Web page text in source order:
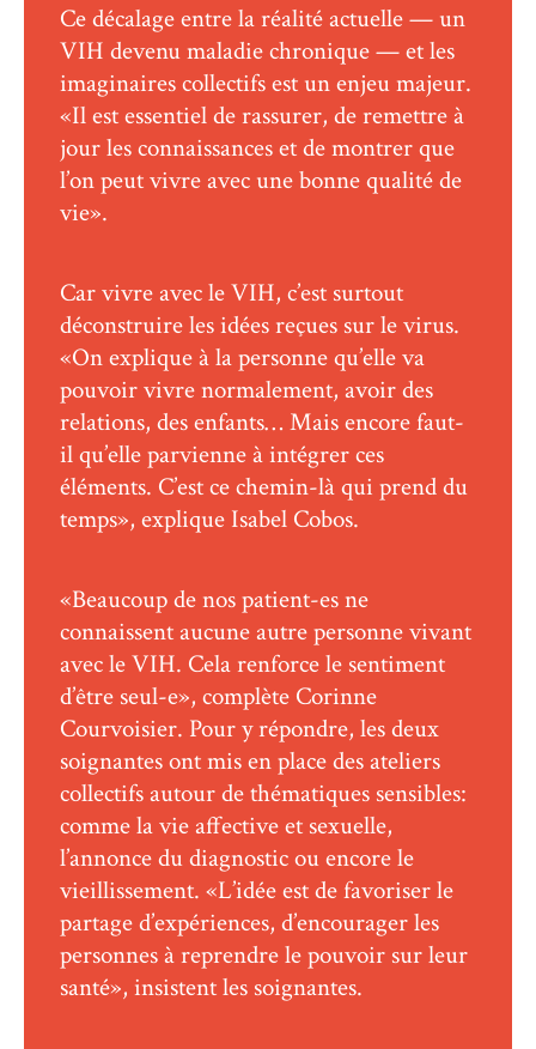
Ce décalage entre la réalité actuelle — un
VIH devenu maladie chronique — et les
imaginaires collectifs est un enjeu majeur.
«Il est essentiel de rassurer, de remettre à
jour les connaissances et de montrer que
l’on peut vivre avec une bonne qualité de
vie».
Car vivre avec le VIH, c’est surtout
déconstruire les idées reçues sur le virus.
«On explique à la personne qu’elle va
pouvoir vivre normalement, avoir des
relations, des enfants… Mais encore faut-
il qu’elle parvienne à intégrer ces
éléments. C’est ce chemin-là qui prend du
temps», explique Isabel Cobos.
«Beaucoup de nos patient-es ne
connaissent aucune autre personne vivant
avec le VIH. Cela renforce le sentiment
d’être seul-e», complète Corinne
Courvoisier. Pour y répondre, les deux
soignantes ont mis en place des ateliers
collectifs autour de thématiques sensibles:
comme la vie affective et sexuelle,
l’annonce du diagnostic ou encore le
vieillissement. «L’idée est de favoriser le
partage d’expériences, d’encourager les
personnes à reprendre le pouvoir sur leur
santé», insistent les soignantes.